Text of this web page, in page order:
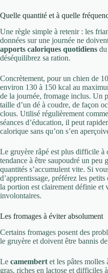
Quelle quantité et à quelle
Une règle simple à retenir : les
données sur une journée ne
apports caloriques quotidiens
déséquilibrez sa ration.
Concrètement, pour un chien de
environ 130 à 150 kcal au
de la journée, fromage inclus. Un
taille d’un dé à coudre, de façon
clous. Utilisé régulièrement
séances d’éducation, il peut
calorique sans qu’on s’en
Le gruyère râpé est plus difficile à
tendance à être saupoudré un peu
quantités s’accumulent vite. Si
d’apprentissage, préférez les
la portion est clairement définie et
involontaires.
Les fromages à éviter absolument
Certains fromages posent des
le gruyère et doivent être bannis
Le camembert et les pâtes molles
gras, riches en lactose et difficiles